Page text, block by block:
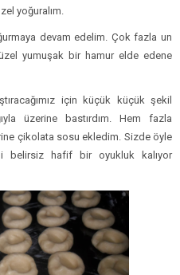
yoğuralım.
devam edelim. Çok fazla un
yumuşak bir hamur elde edene
için küçük küçük şekil
üzerine bastırdım. Hem fazla
çikolata sosu ekledim. Sizde öyle
belirsiz hafif bir oyukluk kalıyor